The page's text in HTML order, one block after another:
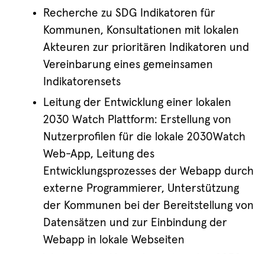
Recherche zu SDG Indikatoren für
Kommunen, Konsultationen mit lokalen
Akteuren zur prioritären Indikatoren und
Vereinbarung eines gemeinsamen
Indikatorensets
Leitung der Entwicklung einer lokalen
2030 Watch Plattform: Erstellung von
Nutzerprofilen für die lokale 2030Watch
Web-App, Leitung des
Entwicklungsprozesses der Webapp durch
externe Programmierer, Unterstützung
der Kommunen bei der Bereitstellung von
Datensätzen und zur Einbindung der
Webapp in lokale Webseiten